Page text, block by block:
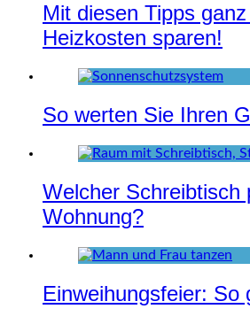
Mit diesen Tipps
Heizkosten sparen!
So werten Sie Ihren
Welcher Schreibtisch
Wohnung?
Einweihungsfeier: So